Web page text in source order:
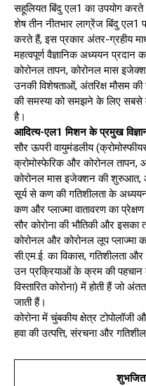
सहूलियत बिंदु एल1 का उपयोग
शेष तीन नीतभार लाग्रेंज बिंदु एल1
करते हैं, इस प्रकार अंतर-ग्रहीय
महत्वपूर्ण वैज्ञानिक अध्ययन
कोरोनल तापन, कोरोनल मास
उनकी विशेषताओं, अंतरिक्ष मौसम
की समस्या को समझने के लिए सबसे
है।
आदित्य-एल1 मिशन के प्रमुख
सौर ऊपरी वायुमंडलीय
क्रोमोस्फेरिक और कोरोनल तापन,
कोरोनल मास इजेक्शन की शुरुआत,
सूर्य से कण की गतिशीलता के
कण और प्लाज्मा वातावरण का प्रेक्षण
सौर कोरोना की भौतिकी और इसका
कोरोनल और कोरोनल लूप प्लाज्मा
सी.एम.ई. का विकास, गतिशीलता और
उन प्रक्रियाओं के क्रम की पहचान
विस्तारित कोरोना) में होती हैं जो
जाती हैं।
कोरोना में चुंबकीय क्षेत्र टोपोलॉजी
हवा की उत्पत्ति, संरचना और